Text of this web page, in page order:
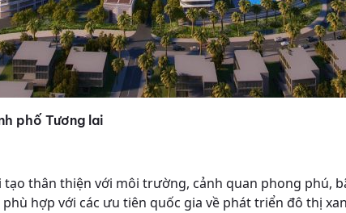
phố Tương lai
tạo thân thiện với môi trường, cảnh quan phong phú,
hợp với các ưu tiên quốc gia về phát triển đô thị